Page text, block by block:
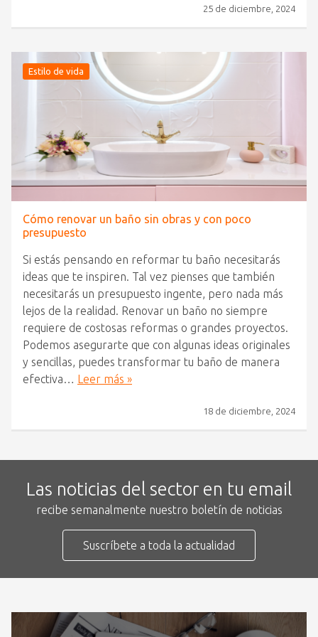
25 de diciembre, 2024
Estilo de vida
Cómo renovar un baño sin obras y con poco
presupuesto
Si estás pensando en reformar tu baño necesitarás
ideas que te inspiren. Tal vez pienses que también
necesitarás un presupuesto ingente, pero nada más
lejos de la realidad. Renovar un baño no siempre
requiere de costosas reformas o grandes proyectos.
Podemos asegurarte que con algunas ideas originales
y sencillas, puedes transformar tu baño de manera
efectiva… Leer más »
18 de diciembre, 2024
Las noticias del sector en tu email
recibe semanalmente nuestro boletín de noticias
Suscríbete a toda la actualidad